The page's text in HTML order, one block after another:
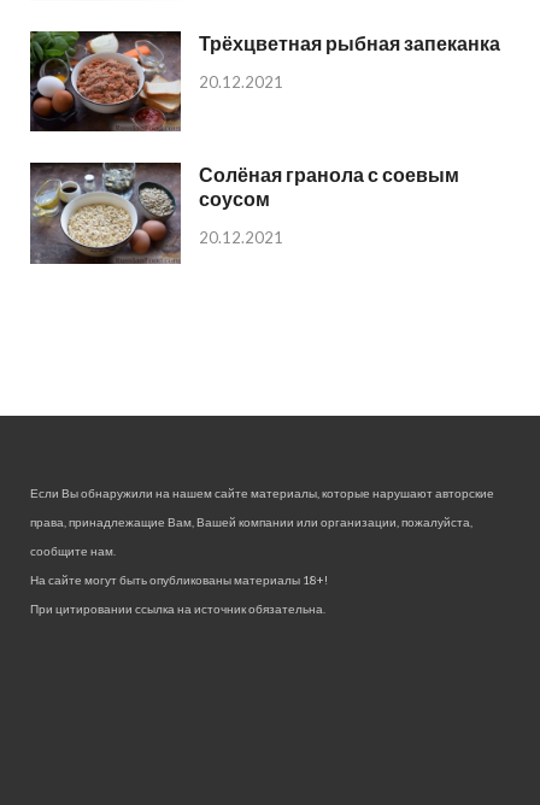
Трёхцветная рыбная запеканка
20.12.2021
Солёная гранола с соевым
соусом
20.12.2021
Если Вы обнаружили на нашем сайте материалы, которые нарушают авторские
права, принадлежащие Вам, Вашей компании или организации, пожалуйста,
сообщите нам.
На сайте могут быть опубликованы материалы 18+!
При цитировании ссылка на источник обязательна.